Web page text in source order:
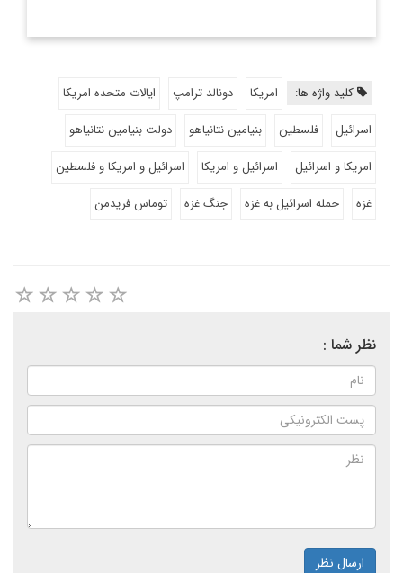
کلید واژه ها: امریکا دونالد ترامپ
ایالات متحده امریکا
اسرائیل
فلسطین بنیامین نتانیاهو
دولت بنیامین نتانیاهو
امریکا و اسرائیل
اسرائیل و امریکا
اسرائیل و امریکا و فلسطین
غزه
حمله اسرائیل به غزه جنگ غزه توماس فریدمن
نظر شما :
ارسال نظر